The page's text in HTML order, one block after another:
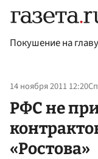
Покушение на
14 ноября 2011 12:20
РФС не
«Ростова»